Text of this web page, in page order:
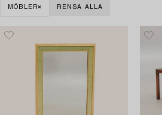
MÖBLER RENSA ALLA